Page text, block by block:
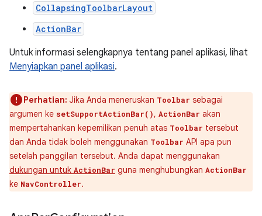
CollapsingToolbarLayout
ActionBar
Untuk informasi selengkapnya tentang panel aplikasi, lihat
Menyiapkan panel aplikasi.
Perhatian: Jika Anda meneruskan Toolbar sebagai
argumen ke setSupportActionBar(), ActionBar akan
mempertahankan kepemilikan penuh atas Toolbar tersebut
dan Anda tidak boleh menggunakan Toolbar API apa pun
setelah panggilan tersebut. Anda dapat menggunakan
dukungan untuk ActionBar guna menghubungkan ActionBar
ke NavController.